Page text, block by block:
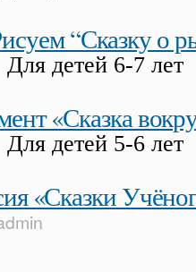
«на всех парусах»
“Сказку о
Для детей 6-7 лет
о рыбаке и рыбке
«Сказка
Для детей 5-6 лет
нас»
«Сказки
кота»